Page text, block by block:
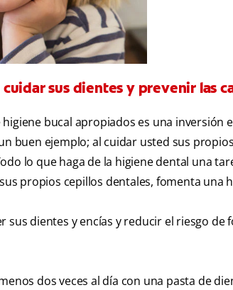
sus dientes y prevenir las
bucal apropiados es una
buen ejemplo; al cuidar usted sus
lo que haga de la higiene dental una
propios cepillos dentales, fomenta una
sus dientes y encías y reducir el riesgo de
dos veces al día con una pasta de